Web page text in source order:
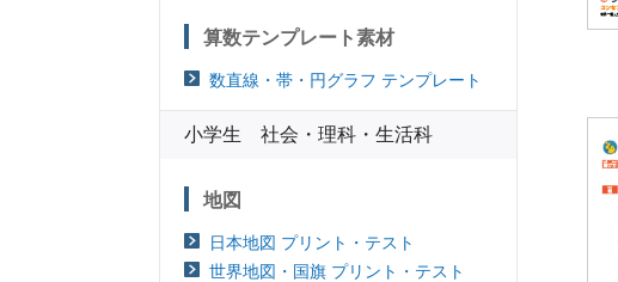
算数テンプレート素材
数直線・帯・円グラフ テンプレート
小学生 社会・理科・生活科
地図
日本地図 プリント・テスト
世界地図・国旗 プリント・テスト